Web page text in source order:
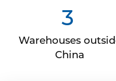
3
Warehouses
China